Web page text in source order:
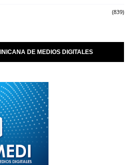
(839)
DE MEDIOS DIGITALES